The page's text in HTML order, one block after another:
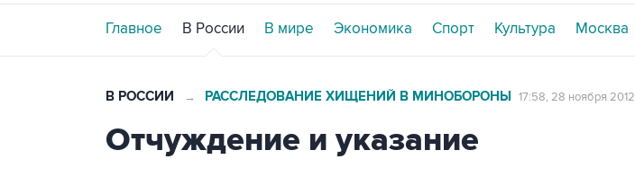
Главное В России В мире Экономика Спорт Культура Москва
В РОССИИ → РАССЛЕДОВАНИЕ ХИЩЕНИЙ В МИНОБОРОНЫ 17:58, 28 ноября 2012
Отчуждение и указание